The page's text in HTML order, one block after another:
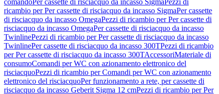
comandoPer cassette di risciacquo da incasso SigmaPezzi di
ricambio per Per cassette di risciacquo da incasso SigmaPer cassette
di risciacquo da incasso OmegaPezzi di ricambio per Per cassette di
risciacquo da incasso OmegaPer cassette di risciacquo da incasso
TwinlinePezzi di ricambio per Per cassette di risciacquo da incasso
TwinlinePer cassette di risciacquo da incasso 300TPezzi di ricambio
per Per cassette di risciacquo da incasso 300TAccessoriMateriale di
consumoComandi per WC con azionamento elettronico del
risciacquoPezzi di ricambio per Comandi per WC con azionamento
elettronico del risciacquoPer funzionamento a rete, per cassette di
risciacquo da incasso Geberit Sigma 12 cmPezzi di ricambio per Per